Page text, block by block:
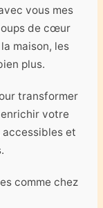
vous mes
de cœur
maison, les
plus.
transformer
votre
et
comme chez